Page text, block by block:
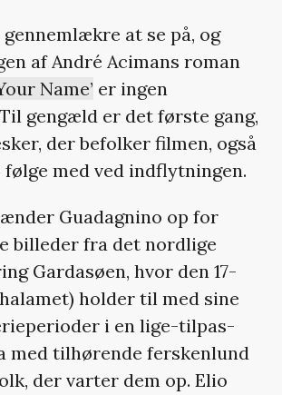
at se på, og
af André Acimans roman
Name’ er ingen
gengæld er det første gang,
der befolker filmen, også
med ved indflytningen.
Guadagnino op for
billeder fra det nordlige
Gardasøen, hvor den 17-
holder til med sine
i en lige-tilpas-
med tilhørende ferskenlund
der varter dem op. Elio